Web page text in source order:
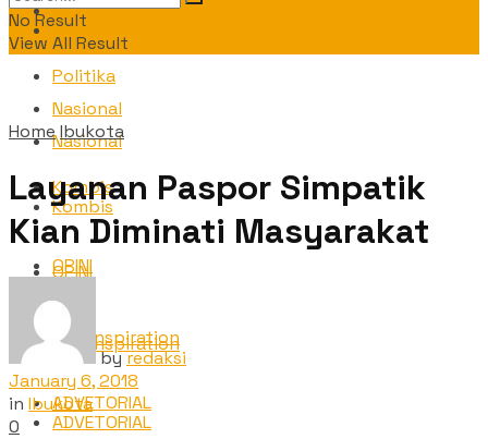
Politika
Nasional
Kombis
OPINI
TNC Inspiration
ADVETORIAL
Daerah
Politika
Nasional
Kombis
OPINI
TNC Inspiration
ADVETORIAL
No Result
View All Result
HomeIbukota
Layanan Paspor Simpatik
Kian Diminati Masyarakat
byredaksi
January 6, 2018
in Ibukota
0